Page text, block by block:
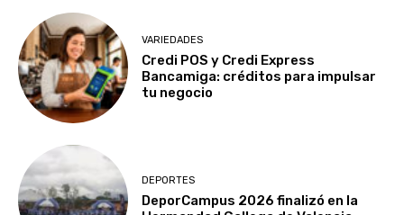
VARIEDADES
Credi POS y Credi Express
Bancamiga: créditos para impulsar
tu negocio
DEPORTES
DeporCampus 2026 finalizó en la